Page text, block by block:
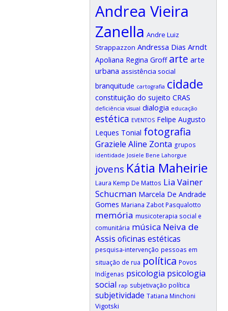
Andrea Vieira
Zanella Andre Luiz
Strappazzon Andressa Dias Arndt
Apoliana Regina Groff arte arte
urbana assistência social
branquitude cartografia cidade
constituição do sujeito CRAS
deficiência visual dialogia educação
estética EVENTOS Felipe Augusto
Leques Tonial fotografia
Graziele Aline Zonta grupos
identidade Josiele Bene Lahorgue
jovens Kátia Maheirie
Laura Kemp De Mattos Lia Vainer
Schucman Marcela De Andrade
Gomes Mariana Zabot Pasqualotto
memória musicoterapia social e
comunitária música Neiva de
Assis oficinas estéticas
pesquisa-intervenção pessoas em
situação de rua política Povos
Indígenas psicologia psicologia
social rap subjetivação política
subjetividade Tatiana Minchoni
Vigotski